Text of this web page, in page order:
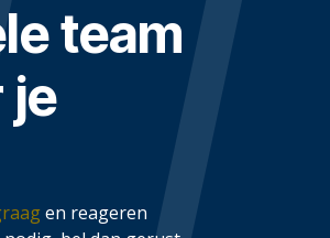
team
je
en reageren